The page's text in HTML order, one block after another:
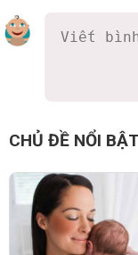
CHỦ ĐỀ NỔI BẬT